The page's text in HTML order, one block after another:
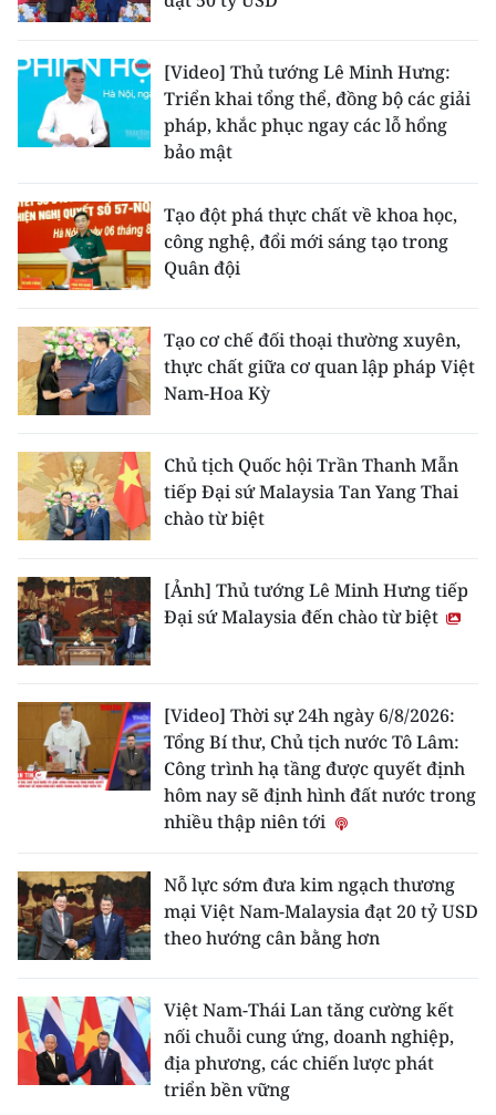
[Video] Thủ tướng Lê Minh Hưng:
Triển khai tổng thể, đồng bộ các giải
pháp, khắc phục ngay các lỗ hổng
bảo mật
Tạo đột phá thực chất về khoa học,
công nghệ, đổi mới sáng tạo trong
Quân đội
Tạo cơ chế đối thoại thường xuyên,
thực chất giữa cơ quan lập pháp Việt
Nam-Hoa Kỳ
Chủ tịch Quốc hội Trần Thanh Mẫn
tiếp Đại sứ Malaysia Tan Yang Thai
chào từ biệt
[Ảnh] Thủ tướng Lê Minh Hưng tiếp
Đại sứ Malaysia đến chào từ biệt
[Video] Thời sự 24h ngày 6/8/2026:
Tổng Bí thư, Chủ tịch nước Tô Lâm:
Công trình hạ tầng được quyết định
hôm nay sẽ định hình đất nước trong
nhiều thập niên tới
Nỗ lực sớm đưa kim ngạch thương
mại Việt Nam-Malaysia đạt 20 tỷ USD
theo hướng cân bằng hơn
Việt Nam-Thái Lan tăng cường kết
nối chuỗi cung ứng, doanh nghiệp,
địa phương, các chiến lược phát
triển bền vững